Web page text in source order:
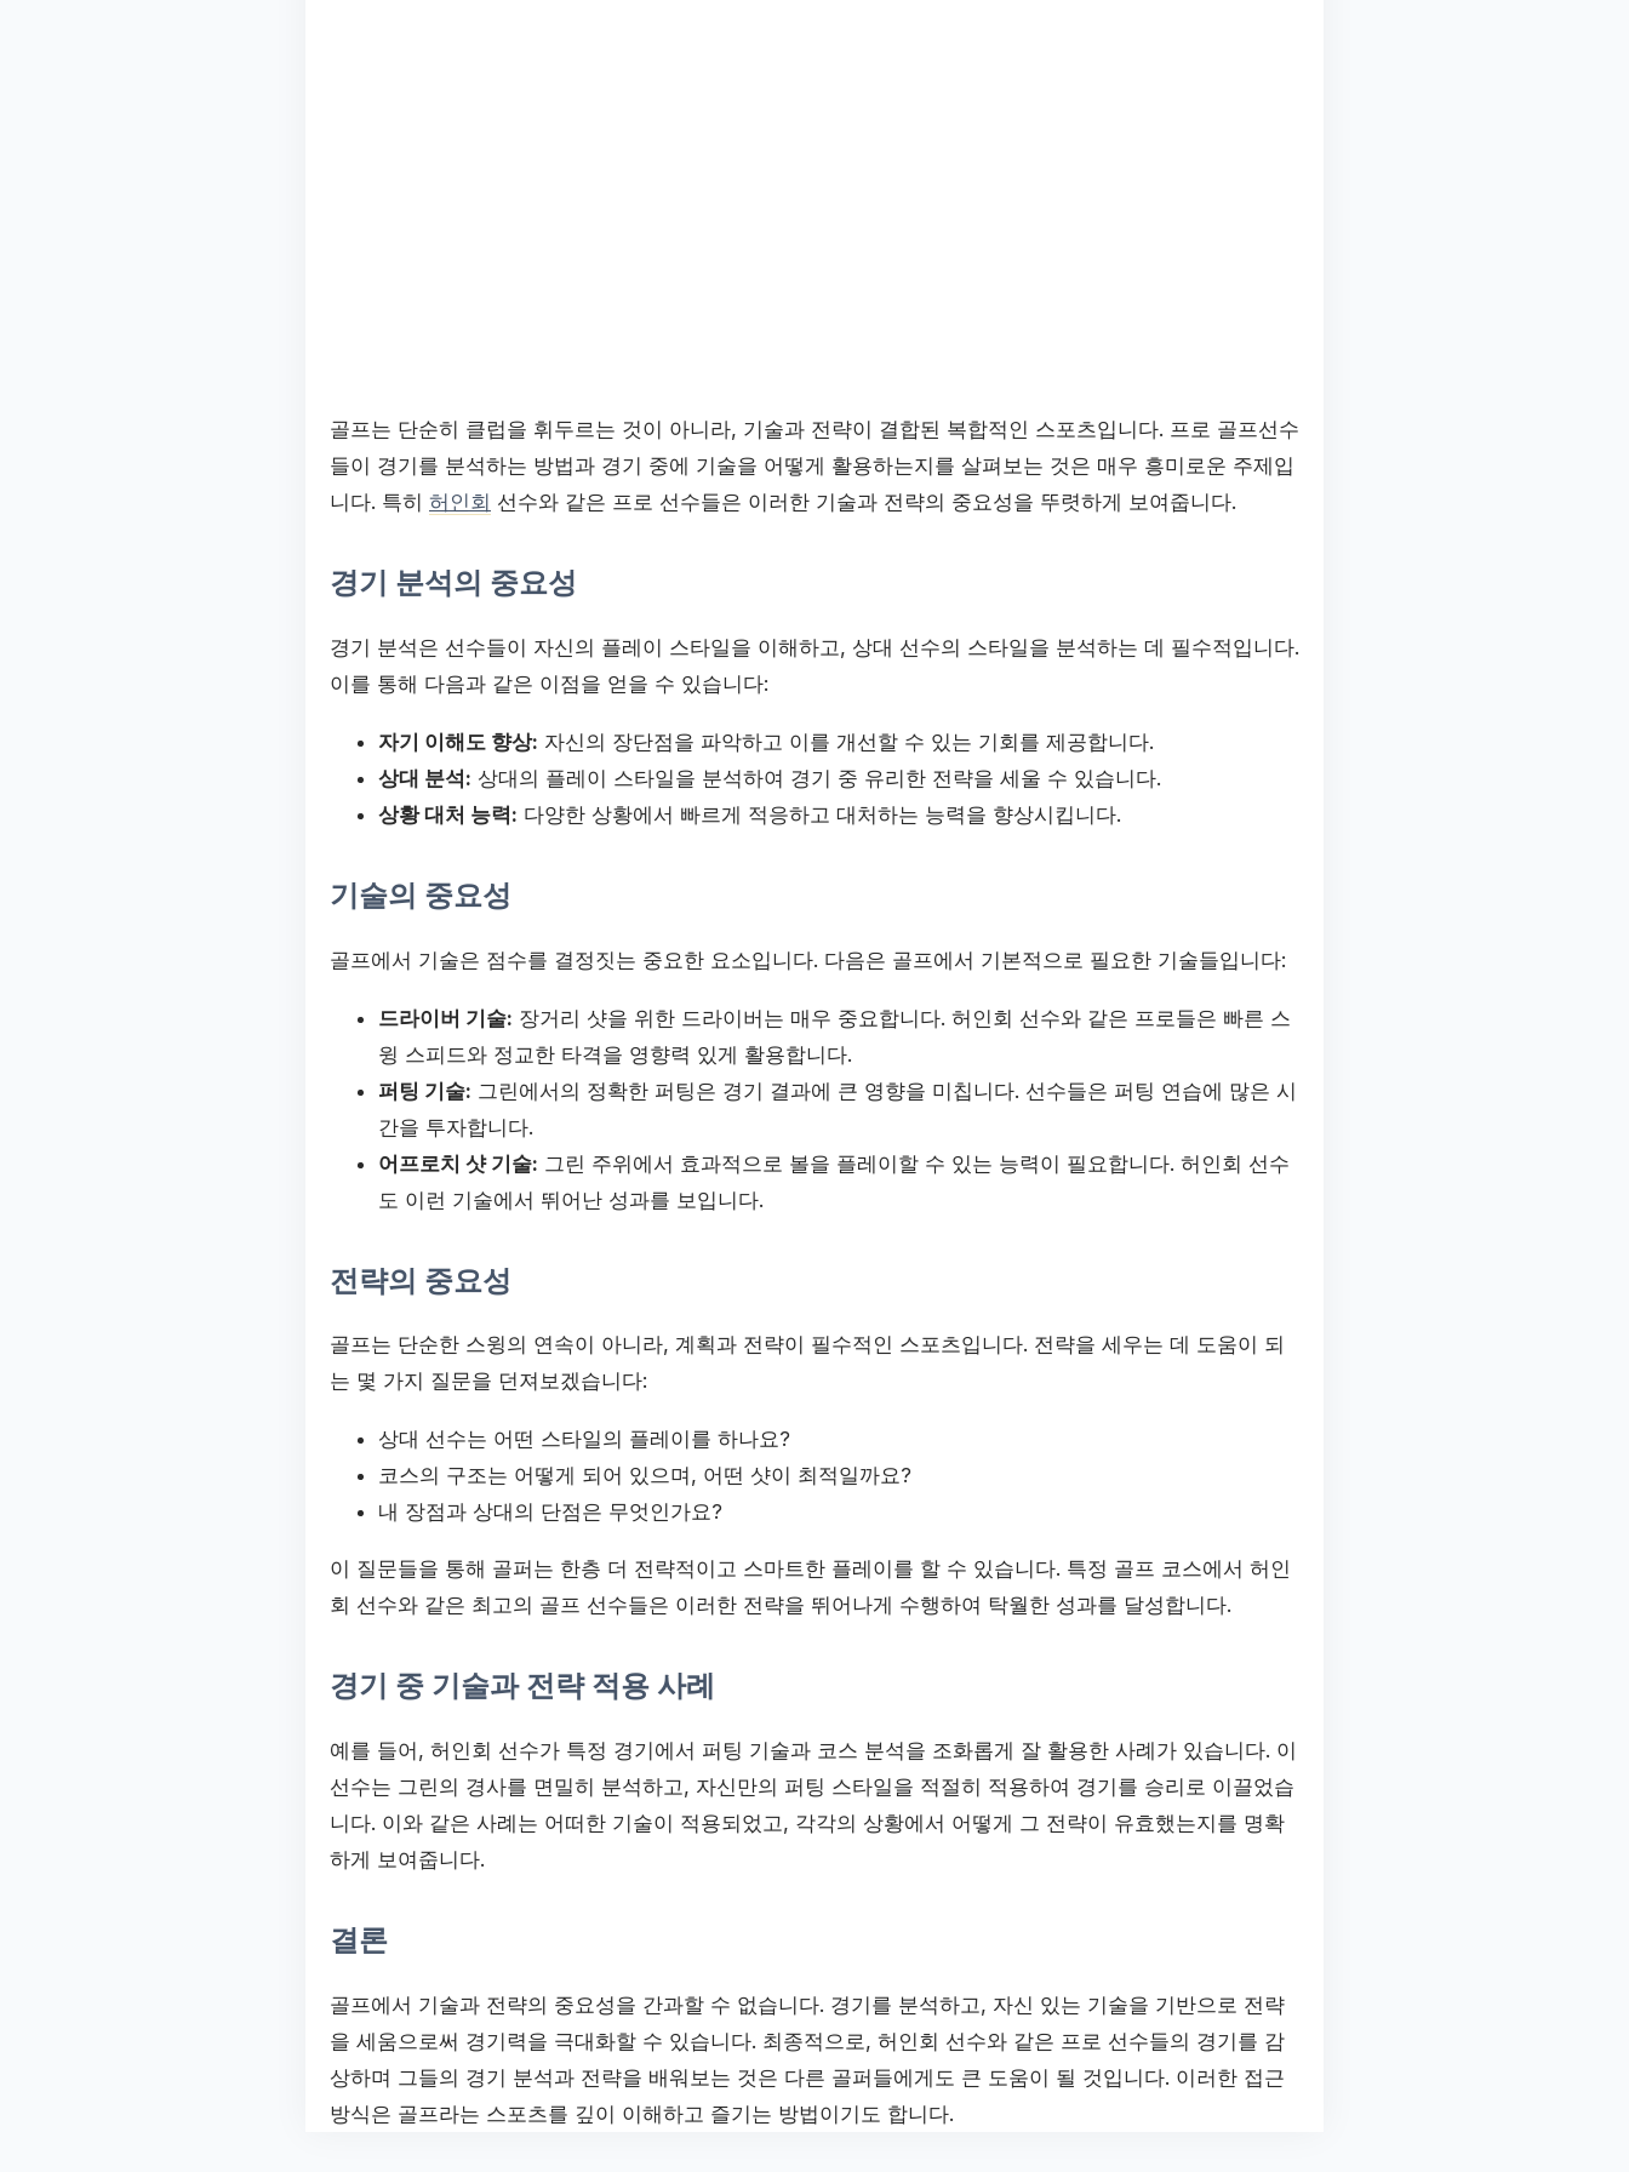
골프는 단순히 클럽을 휘두르는 것이 아니라, 기술과 전략이 결합된 복합적인 스포츠입니다. 프로 골프선수
들이 경기를 분석하는 방법과 경기 중에 기술을 어떻게 활용하는지를 살펴보는 것은 매우 흥미로운 주제입
니다. 특히 허인회 선수와 같은 프로 선수들은 이러한 기술과 전략의 중요성을 뚜렷하게 보여줍니다.
경기 분석의 중요성
경기 분석은 선수들이 자신의 플레이 스타일을 이해하고, 상대 선수의 스타일을 분석하는 데 필수적입니다.
이를 통해 다음과 같은 이점을 얻을 수 있습니다:
자기 이해도 향상: 자신의 장단점을 파악하고 이를 개선할 수 있는 기회를 제공합니다.
상대 분석: 상대의 플레이 스타일을 분석하여 경기 중 유리한 전략을 세울 수 있습니다.
상황 대처 능력: 다양한 상황에서 빠르게 적응하고 대처하는 능력을 향상시킵니다.
기술의 중요성
골프에서 기술은 점수를 결정짓는 중요한 요소입니다. 다음은 골프에서 기본적으로 필요한 기술들입니다:
드라이버 기술: 장거리 샷을 위한 드라이버는 매우 중요합니다. 허인회 선수와 같은 프로들은 빠른 스
윙 스피드와 정교한 타격을 영향력 있게 활용합니다.
퍼팅 기술: 그린에서의 정확한 퍼팅은 경기 결과에 큰 영향을 미칩니다. 선수들은 퍼팅 연습에 많은 시
간을 투자합니다.
어프로치 샷 기술: 그린 주위에서 효과적으로 볼을 플레이할 수 있는 능력이 필요합니다. 허인회 선수
도 이런 기술에서 뛰어난 성과를 보입니다.
전략의 중요성
골프는 단순한 스윙의 연속이 아니라, 계획과 전략이 필수적인 스포츠입니다. 전략을 세우는 데 도움이 되
는 몇 가지 질문을 던져보겠습니다:
상대 선수는 어떤 스타일의 플레이를 하나요?
코스의 구조는 어떻게 되어 있으며, 어떤 샷이 최적일까요?
내 장점과 상대의 단점은 무엇인가요?
이 질문들을 통해 골퍼는 한층 더 전략적이고 스마트한 플레이를 할 수 있습니다. 특정 골프 코스에서 허인
회 선수와 같은 최고의 골프 선수들은 이러한 전략을 뛰어나게 수행하여 탁월한 성과를 달성합니다.
경기 중 기술과 전략 적용 사례
예를 들어, 허인회 선수가 특정 경기에서 퍼팅 기술과 코스 분석을 조화롭게 잘 활용한 사례가 있습니다. 이
선수는 그린의 경사를 면밀히 분석하고, 자신만의 퍼팅 스타일을 적절히 적용하여 경기를 승리로 이끌었습
니다. 이와 같은 사례는 어떠한 기술이 적용되었고, 각각의 상황에서 어떻게 그 전략이 유효했는지를 명확
하게 보여줍니다.
결론
골프에서 기술과 전략의 중요성을 간과할 수 없습니다. 경기를 분석하고, 자신 있는 기술을 기반으로 전략
을 세움으로써 경기력을 극대화할 수 있습니다. 최종적으로, 허인회 선수와 같은 프로 선수들의 경기를 감
상하며 그들의 경기 분석과 전략을 배워보는 것은 다른 골퍼들에게도 큰 도움이 될 것입니다. 이러한 접근
방식은 골프라는 스포츠를 깊이 이해하고 즐기는 방법이기도 합니다.